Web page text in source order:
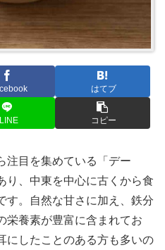
はてブ
LINE コピー
注目を集めている「デー
り、中東を中心に古くから食
す。自然な甘さに加え、鉄分
栄養素が豊富に含まれてお
にしたことのある方も多いの